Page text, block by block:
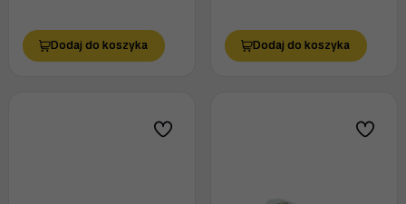
Dodaj do koszyka Dodaj do koszyka